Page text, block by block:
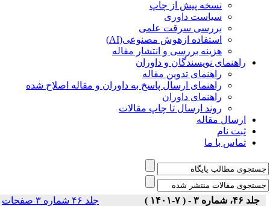
نسخه پیش از چاپ
سیاست داوری
بررسی سرقت علمی
استفاده ازهوش مصنوعی(AI)
هزینه بررسی و انتشار مقاله
راهنمای نویسندگان و داوران
راهنمای تدوین مقاله
راهنمای ارسال پاسخ به داوران و مقاله اصلاح شده
راهنمای داوران
روند ارسال تا چاپ مقالات
ارسال مقاله
ثبت نام
تماس با ما
جلد ۴۶، شماره ۳ - ( ۷-۱۴۰۱ )
جلد ۴۶ شماره ۳ صفحات